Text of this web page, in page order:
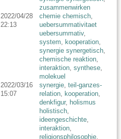
zusammenwirken
2022/04/28
22:13
chemie chemisch,
uebersummativitaet
uebersummativ,
system, kooperation,
synergie synergetisch,
chemische reaktion,
interaktion, synthese,
molekuel
2022/03/16
15:07
synergie, teil-ganzes-
relation, kooperation,
denkfigur, holismus
holistisch,
ideengeschichte,
interaktion,
religionsphilosophie,